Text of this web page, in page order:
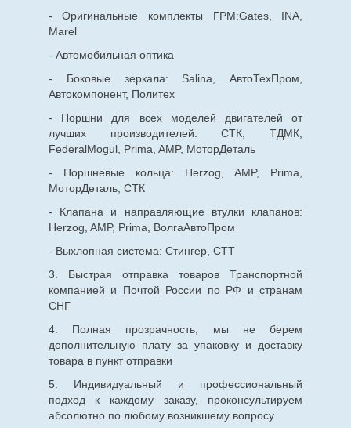
- Оригинальные комплекты ГРМ:Gates, INA,
Marel
- Автомобильная оптика
- Боковые зеркала: Salina, АвтоТехПром,
Автокомпонент, Политех
- Поршни для всех моделей двигателей от
лучших производителей: СТК, ТДМК,
FederalMogul, Prima, AMP, МоторДеталь
- Поршневые кольца: Herzog, AMP, Prima,
МоторДеталь, СТК
- Клапана и направляющие втулки клапанов:
Herzog, AMP, Prima, ВолгаАвтоПром
- Выхлопная система: Стингер, СТТ
3. Быстрая отправка товаров Транспортной
компанией и Почтой России по РФ и странам
СНГ
4. Полная прозрачность, мы не берем
дополнительную плату за упаковку и доставку
товара в пункт отправки
5. Индивидуальный и профессиональный
подход к каждому заказу, проконсультируем
абсолютно по любому возникшему вопросу.